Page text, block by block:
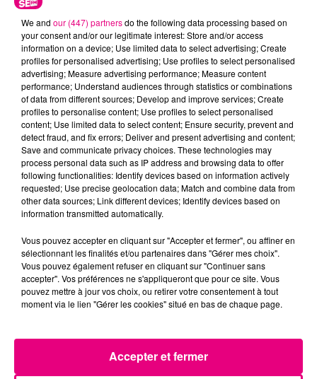
Cancer Lion Vierge
Balance Scorpion
Capricorne Verseau Poissons
We and our (447) partnersdo the following data processing based on
your consent and/or our legitimate interest: Store and/or access
information on a device; Use limited data to select advertising; Create
profiles for personalised advertising; Use profiles to select personalised
advertising; Measure advertising performance; Measure content
performance; Understand audiences through statistics or combinations
of data from different sources; Develop and improve services; Create
profiles to personalise content; Use profiles to select personalised
content; Use limited data to select content; Ensure security, prevent and
detect fraud, and fix errors; Deliver and present advertising and content;
Save and communicate privacy choices. These technologies may
process personal data such as IP address and browsing data to offer
following functionalities: Identify devices based on information actively
requested; Use precise geolocation data; Match and combine data from
other data sources; Link different devices; Identify devices based on
information transmitted automatically.
Vous pouvez accepter en cliquant sur "Accepter et fermer", ou affiner en
sélectionnant les finalités et/ou partenaires dans "Gérer mes choix".
Vous pouvez également refuser en cliquant sur "Continuer sans
accepter". Vos préférences ne s'appliqueront que pour ce site. Vous
pouvez mettre à jour vos choix, ou retirer votre consentement à tout
moment via le lien "Gérer les cookies" situé en bas de chaque page.
Accepter et fermer